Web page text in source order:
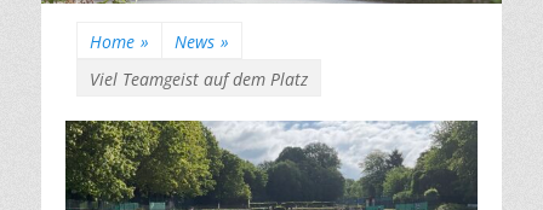
Home » News »
Viel Teamgeist auf dem Platz